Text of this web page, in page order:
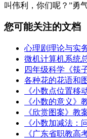
叫伟利，你们呢？”勇
您可能关注的文档
心理剧理论与实
微机计算机系统
四年级科学《筷
各种花的花语和
《小数点位置移
《小数的意义》
《欣赏图案》教
《小数加减法：
《广东省职教高